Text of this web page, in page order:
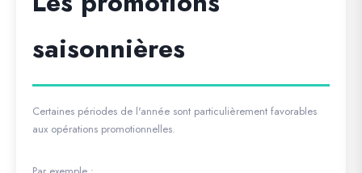
saisonnières
Certaines périodes de l'année sont particulièrement favorables
aux opérations promotionnelles.